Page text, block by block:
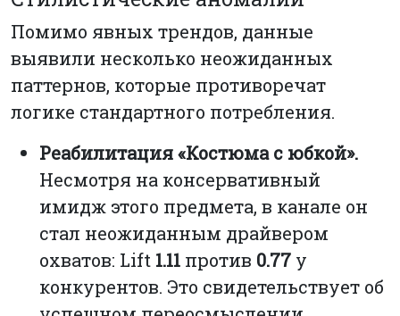
Помимо явных трендов, данные
выявили несколько неожиданных
паттернов, которые противоречат
логике стандартного потребления.
Реабилитация «Костюма с юбкой».
Несмотря на консервативный
имидж этого предмета, в канале он
стал неожиданным драйвером
охватов: Lift 1.11 против 0.77 у
конкурентов. Это свидетельствует об